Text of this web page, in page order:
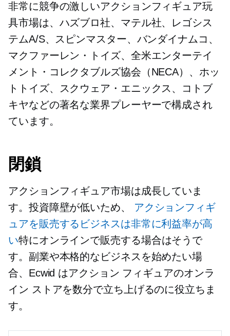
非常に競争の激しいアクションフィギュア玩
具市場は、ハズブロ社、マテル社、レゴシス
テムA/S、スピンマスター、バンダイナムコ、
マクファーレン・トイズ、全米エンターテイ
メント・コレクタブルズ協会（NECA）、ホッ
トトイズ、スクウェア・エニックス、コトブ
キヤなどの著名な業界プレーヤーで構成され
ています。
閉鎖
アクションフィギュア市場は成長していま
す。投資障壁が低いため、
アクションフィギ
ュアを販売するビジネスは非常に利益率が高
い特にオンラインで販売する場合はそうで
す。副業や本格的なビジネスを始めたい場
合、Ecwid はアクション フィギュアのオンラ
イン ストアを数分で立ち上げるのに役立ちま
す。